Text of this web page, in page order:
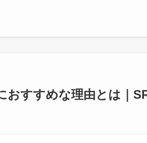
すすめな理由とは｜